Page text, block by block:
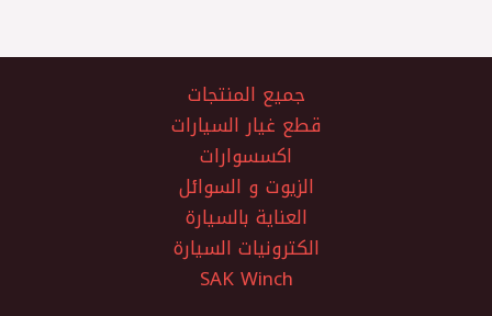
جميع المنتجات
قطع غيار السيارات
اكسسوارات
الزيوت و السوائل
العناية بالسيارة
الكترونيات السيارة
SAK Winch